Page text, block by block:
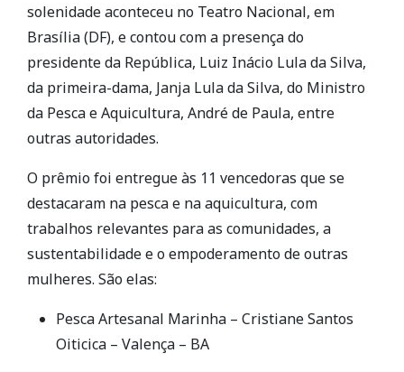
solenidade aconteceu no Teatro Nacional, em
Brasília (DF), e contou com a presença do
presidente da República, Luiz Inácio Lula da Silva,
da primeira-dama, Janja Lula da Silva, do Ministro
da Pesca e Aquicultura, André de Paula, entre
outras autoridades.
O prêmio foi entregue às 11 vencedoras que se
destacaram na pesca e na aquicultura, com
trabalhos relevantes para as comunidades, a
sustentabilidade e o empoderamento de outras
mulheres. São elas:
Pesca Artesanal Marinha – Cristiane Santos
Oiticica – Valença – BA